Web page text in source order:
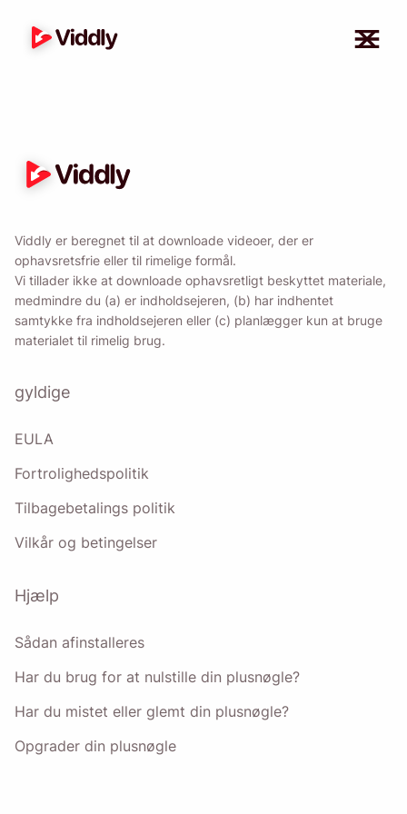
Viddly er beregnet til at downloade videoer, der er
ophavsretsfrie eller til rimelige formål.
Vi tillader ikke at downloade ophavsretligt beskyttet materiale,
medmindre du (a) er indholdsejeren, (b) har indhentet
samtykke fra indholdsejeren eller (c) planlægger kun at bruge
materialet til rimelig brug.
gyldige
EULA
Fortrolighedspolitik
Tilbagebetalings politik
Vilkår og betingelser
Hjælp
Sådan afinstalleres
Har du brug for at nulstille din plusnøgle?
Har du mistet eller glemt din plusnøgle?
Opgrader din plusnøgle
Mind mig 🔔
Send dig selv en påmindelse om at downloade
Viddly, når du er tilbage på MacOS eller
Name
Email
privatlivspolitik